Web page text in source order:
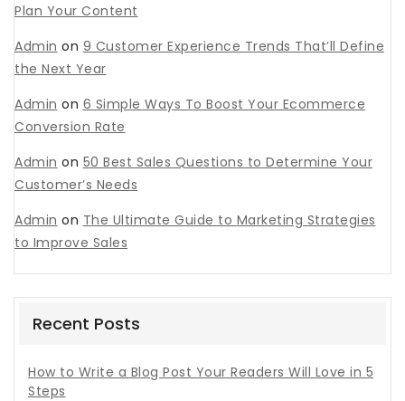
Plan Your Content
Admin on 9 Customer Experience Trends That’ll Define
the Next Year
Admin on 6 Simple Ways To Boost Your Ecommerce
Conversion Rate
Admin on 50 Best Sales Questions to Determine Your
Customer’s Needs
Admin on The Ultimate Guide to Marketing Strategies
to Improve Sales
Recent Posts
How to Write a Blog Post Your Readers Will Love in 5
Steps